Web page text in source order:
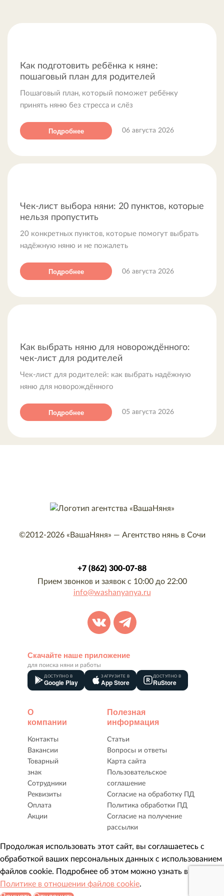
план для родителей
Как подготовить ребёнка к няне:
пошаговый план для родителей
Пошаговый план, который поможет ребёнку
принять няню без стресса и слёз
Подробнее 06 августа 2026
Чек-лист выбора няни: 20 пунктов, которые
нельзя пропустить
20 конкретных пунктов, которые помогут выбрать
надёжную няню и не пожалеть
Подробнее 06 августа 2026
Как выбрать няню для новорождённого:
чек-лист для родителей
Чек-лист для родителей: как выбрать надёжную
няню для новорождённого
Подробнее 05 августа 2026
©2012-2026 «ВашаНяня» — Агентство нянь в Сочи
+7 (862) 300-07-88
Прием звонков и заявок с 10:00 до 22:00
info@washanyanya.ru
Скачайте наше приложение
для поиска няни и работы
ДОСТУПНО В
Google Play
ЗАГРУЗИТЕ В
App Store
ДОСТУПНО В
RuStore
О
компании
Контакты
Вакансии
Товарный
знак
Сотрудники
Реквизиты
Оплата
Акции
Полезная
информация
Статьи
Вопросы и ответы
Карта сайта
Пользовательское
соглашение
Согласие на обработку ПД
Политика обработки ПД
Согласие на получение
рассылки
Продолжая использовать этот сайт, вы соглашаетесь с
обработкой ваших персональных данных с использованием
файлов cookie. Подробнее об этом можно узнать в нашей
Политике в отношении файлов cookie.